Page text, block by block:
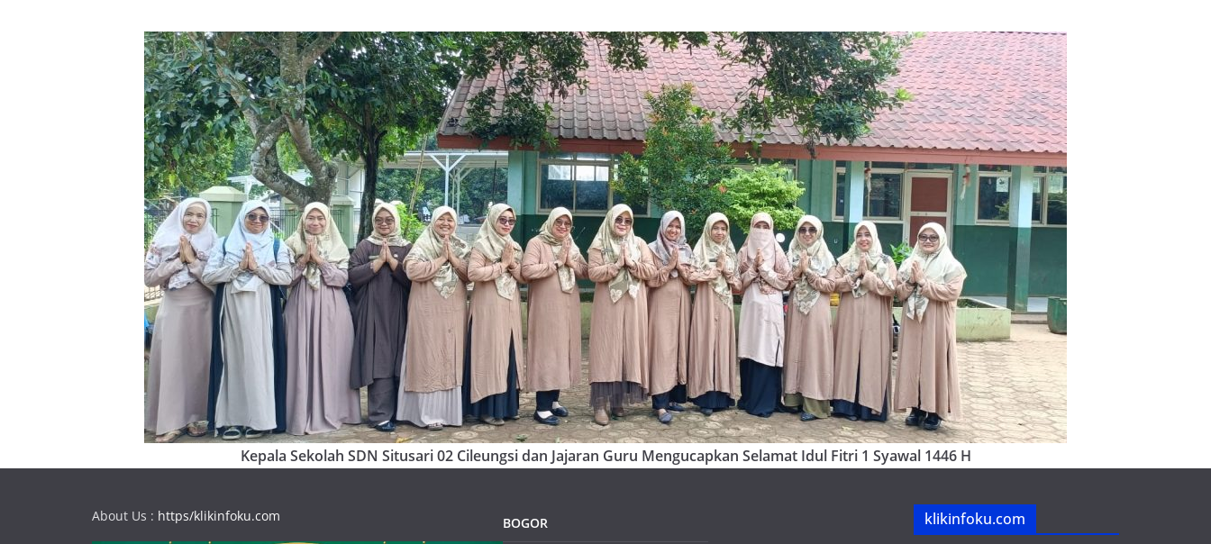
Kepala Sekolah SDN Situsari 02 Cileungsi dan Jajaran Guru Mengucapkan Selamat Idul Fitri 1 Syawal 1446 H
About Us : https/klikinfoku.com BOGOR klikinfoku.com